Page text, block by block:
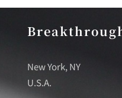
New York, NY
U.S.A.